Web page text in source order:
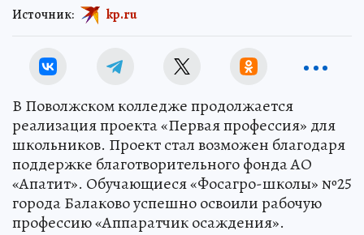
Источник: kp.ru
В Поволжском колледже продолжается
реализация проекта «Первая профессия» для
школьников. Проект стал возможен благодаря
поддержке благотворительного фонда АО
«Апатит». Обучающиеся «Фосагро-школы» №25
города Балаково успешно освоили рабочую
профессию «Аппаратчик осаждения».